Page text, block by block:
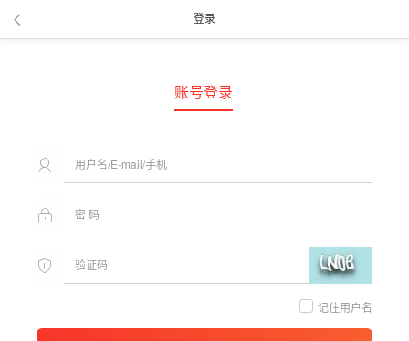
登录
账号登录
记住用户名